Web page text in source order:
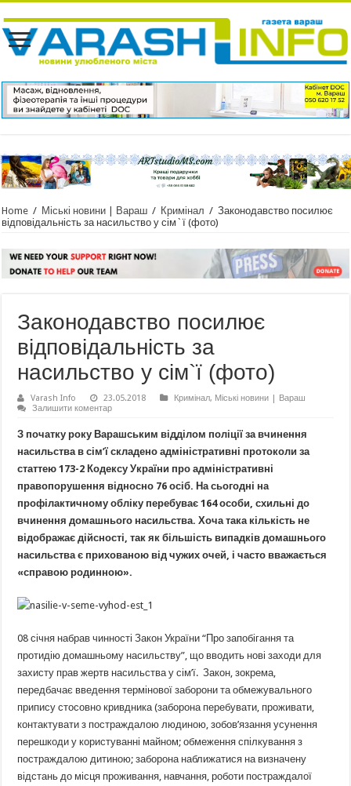
Home / Міські новини | Вараш / Кримінал / Законодавство посилює
відповідальність за насильство у сім`ї (фото)
Законодавство посилює
відповідальність за
насильство у сім`ї (фото)
Varash Info 23.05.2018 Кримінал, Міські новини | Вараш
Залишити коментар
З початку року Варашським відділом поліції за вчинення
насильства в сім’ї складено адміністративні протоколи за
статтею 173-2 Кодексу України про адміністративні
правопорушення відносно 76 осіб. На сьогодні на
профілактичному обліку перебуває 164 особи, схильні до
вчинення домашнього насильства. Хоча така кількість не
відображає дійсності, так як більшість випадків домашнього
насильства є прихованою від чужих очей, і часто вважається
«справою родинною».
08 січня набрав чинності Закон України “Про запобігання та
протидію домашньому насильству”, що вводить нові заходи для
захисту прав жертв насильства у сім’ї. Закон, зокрема,
передбачає введення термінової заборони та обмежувального
припису стосовно кривдника (заборона перебувати, проживати,
контактувати з постраждалою людиною, зобов’язання усунення
перешкоди у користуванні майном; обмеження спілкування з
постраждалою дитиною; заборона наближатися на визначену
відстань до місця проживання, навчання, роботи постраждалої